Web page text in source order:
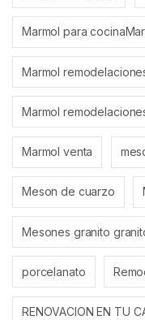
Marmol para
Marmol
Marmol
Marmol venta
Meson de cuarzo
Mesones granito
porcelanato
RENOVACION EN TU